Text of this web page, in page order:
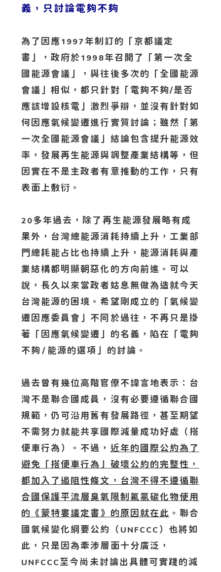
義，只討論電夠不夠
為了因應 1997 年制訂的「京都議定
書」，政府於 1998年召開了「第一次全
國能源會議」，與往後多次的「全國能源
會議」相似，都只針對「電夠不夠/是否
應該增設核電」激烈爭辯，並沒有針對如
何因應氣候變遷進行實質討論；雖然「第
一次全國能源會議」結論包含提升能源效
率，發展再生能源與調整產業結構等，但
因實在不是主政者有意推動的工作，只有
表面上敷衍。
20多年過去，除了再生能源發展略有成
果外，台灣總能源消耗持續上升，工業部
門總耗能占比也持續上升，能源消耗與產
業結構都明顯朝惡化的方向前進。可以
說，長久以來當政者姑息無做為造就今天
台灣能源的困境。希望剛成立的「氣候變
遷因應委員會」不同於過往，不再只是掛
著「因應氣候變遷」的名義，陷在「電夠
不夠∕能源的選項」的討論。
過去曾有幾位高階官僚不諱言地表示：台
灣不是聯合國成員，沒有必要遵循聯合國
規範，仍可沿用舊有發展路徑，甚至期望
不需努力就能共享國際減量成功好處（搭
便車行為）。不過， 近年的國際公約為了
避免「搭便車行為」破壞公約的完整性，
都加入了遏阻性條文，台灣不得不遵循聯
合國保護平流層臭氧限制氟氯碳化物使用
的《蒙特婁議定書》的原因就在此 。聯合
國氣候變化綱要公約（ UNFCCC ）也將如
此，只是因為牽涉層面十分廣泛，
UNFCCC至今尚未討論出具體可實踐的減